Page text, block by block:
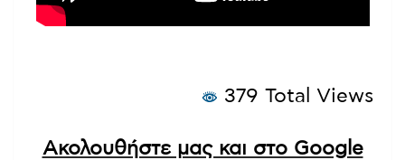
379 Total Views
Ακολουθήστε μας και στο Google